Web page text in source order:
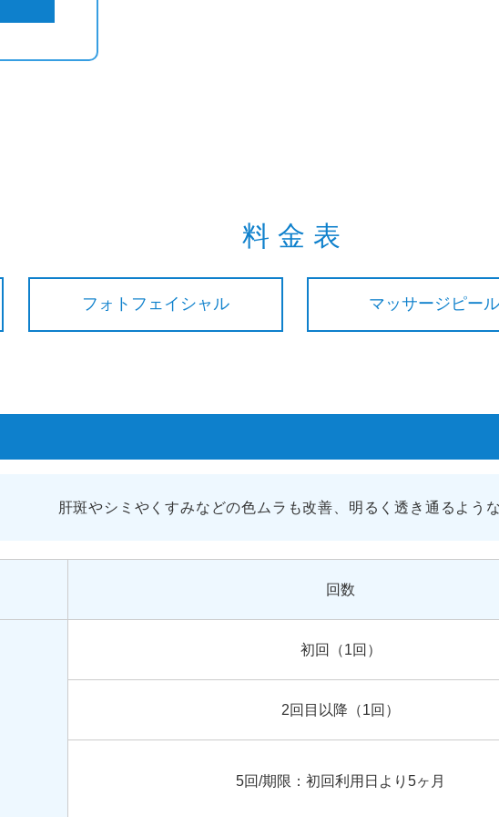
料金表
フォトフェイシャル マッサージピール
肝斑やシミやくすみなどの色ムラも改善、明るく透き通るよう
回数
初回（1回）
2回目以降（1回）
5回/期限：初回利用日より5ヶ月